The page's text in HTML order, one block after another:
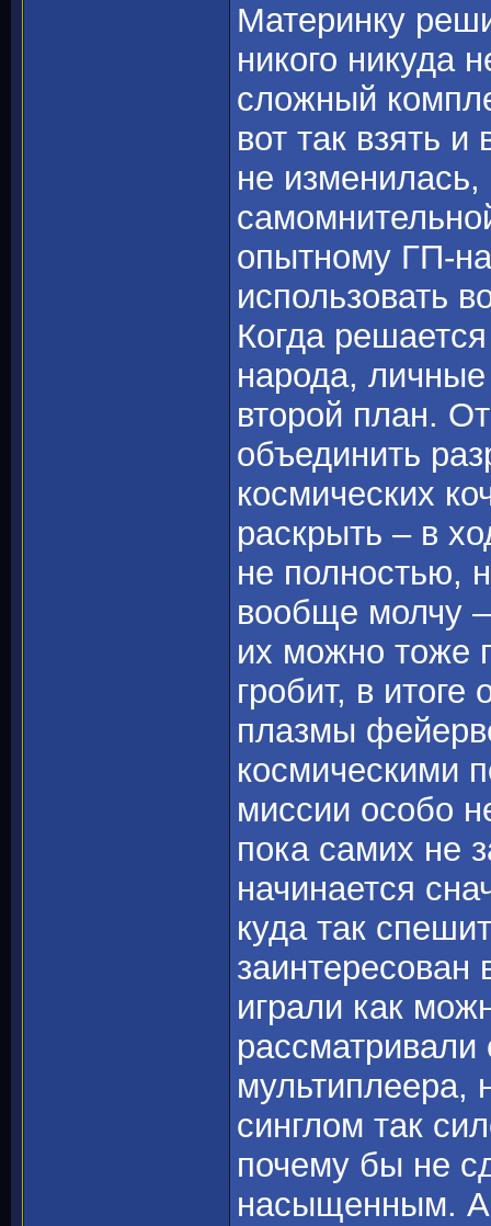
Материнку
никого никуда
сложный
вот так взять
не изменилась,
опытному ГП-
использовать
Когда решается
народа,
второй план.
объединить
космических
раскрыть – в
не полностью,
вообще молчу
их можно тоже
гробит, в
плазмы
космическими
миссии особо
пока самих не
начинается
куда так
заинтересован
играли как
рассматривали
мультиплеера,
синглом так
почему бы не
насыщенным.